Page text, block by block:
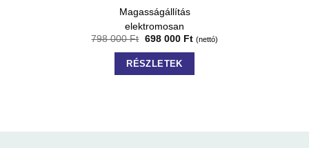
Magasságállítás
elektromosan
798 000Ft 698 000 Ft (nettó)
RÉSZLETEK